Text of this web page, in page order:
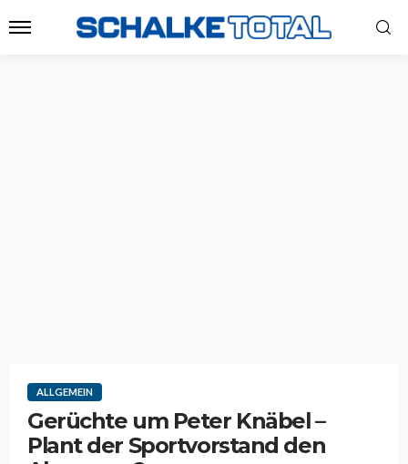
ALLGEMEIN
Gerüchte um Peter Knäbel –
Plant der Sportvorstand den